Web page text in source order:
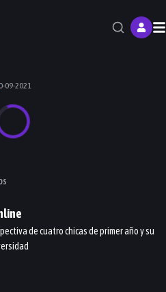
09-2021
de cuatro chicas de primer año y su